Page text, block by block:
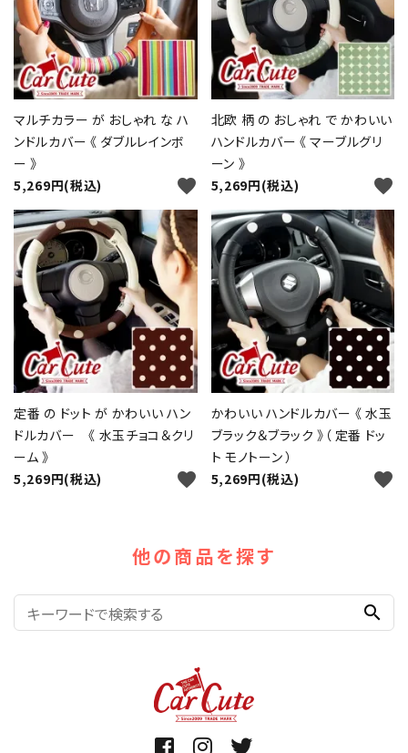
マルチカラー が おしゃれ な ハ
ンドルカバー 《 ダブルレインボ
ー 》
5,269円(税込)
favorite
北欧 柄 の おしゃれ で かわいい
ハンドルカバー 《 マーブルグリ
ーン 》
5,269円(税込)
favorite
定番 の ドット が かわいい ハン
ドルカバー 《 水玉チョコ＆クリ
ーム 》
5,269円(税込)
favorite
かわいい ハンドルカバー 《 水玉
ブラック＆ブラック 》（ 定番 ドッ
ト モノトーン ）
5,269円(税込)
favorite
他の商品を探す
search